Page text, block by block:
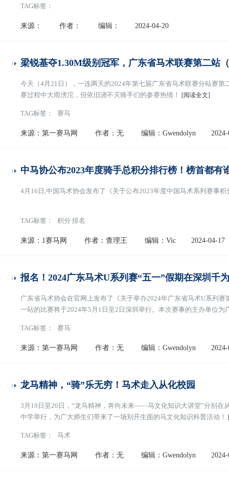
了解工作队员的办公环境，并与驻镇帮扶工作人员进
TAG标签：
来源： 作者： 编辑： 2024-04-20
梁锐基夺1.30M级别冠军，广东省马术联赛第二站
今天（4月21日），一连两天的2024年第七届广东省马术联赛分站赛
赛过程中大雨滂沱，但依旧浇不灭骑手们的参赛热情！
[阅读全文]
TAG标签： 赛马
来源：第一赛马网 作者：无 编辑：Gwendolyn
中马协公布2023年度骑手总积分排行榜！榜首都有
4月16日,中国马术协会发布了《关于公布2023年度中国马术系列赛事
TAG标签： 积分 排名
来源：1赛马网 作者：查理王 编辑：Vic 2024-04-17
报名！2024广东马术U系列赛“五一”假期在深圳千
广东省马术协会在官网上发布了《关于举办2024年广东省马术U系列
一站的比赛将于2024年5月1日至2日深圳举行。本次赛事的主办单位
TAG标签： 赛马
来源：第一赛马网 作者：无 编辑：Gwendolyn
龙马精神，“骑”乐无穷！马术走入从化校园
3月19日至20日，“龙马精神，奔向未来——马文化知识大讲堂”分别在
中学举行，为广大师生们带来了一场别开生面的马文化知识科普活动！
TAG标签： 马术
来源：第一赛马网 作者：无 编辑：Gwendolyn